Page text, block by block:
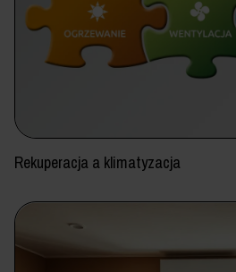
Rekuperacja a klimatyzacja